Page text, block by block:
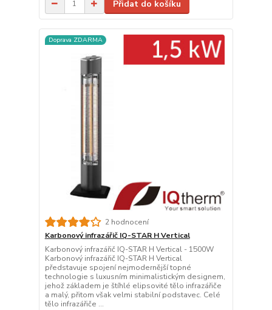
Přidat do košíku
Doprava ZDARMA
2 hodnocení
Karbonový infrazářič IQ-STAR H Vertical
Karbonový infrazářič IQ-STAR H Vertical - 1500W
Karbonový infrazářič IQ-STAR H Vertical
představuje spojení nejmodernější topné
technologie s luxusním minimalistickým designem,
jehož základem je štíhlé elipsovité tělo infrazářiče
a malý, přitom však velmi stabilní podstavec. Celé
tělo infrazářiče ...